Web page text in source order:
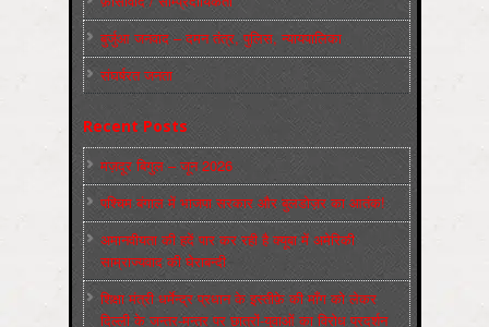
बुर्जुआ जनवाद – दमन तंत्र, पुलिस, न्‍यायपालिका
संघर्षरत जनता
Recent Posts
मज़दूर बिगुल – जून 2026
पश्चिम बंगाल में भाजपा सरकार और बुलडोज़र का आतंक!
अमानवीयता की हदें पार कर रही है क्यूबा में अमेरिकी
साम्राज्यवाद की घेराबन्दी
शिक्षा मंत्री धर्मेन्द्र प्रधान के इस्तीफ़े की माँग को लेकर
दिल्ली के जन्तर-मन्तर पर छात्रों-युवाओं का विरोध प्रदर्शन